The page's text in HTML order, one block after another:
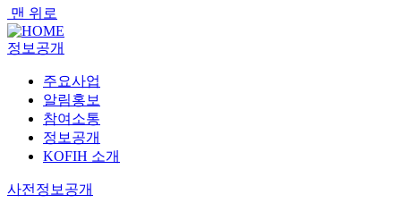
맨 위로
정보공개
주요사업
알림홍보
참여소통
정보공개
KOFIH 소개
사전정보공개